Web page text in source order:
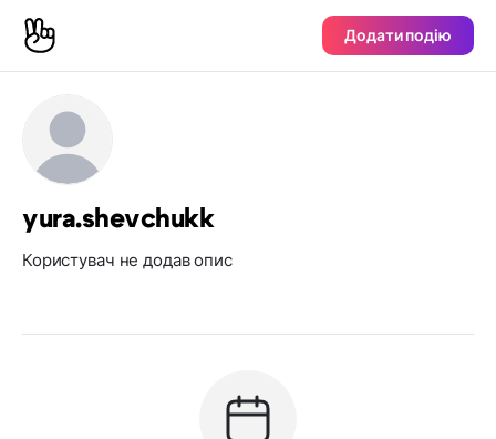
Додати подію
yura.shevchukk
Користувач не додав опис